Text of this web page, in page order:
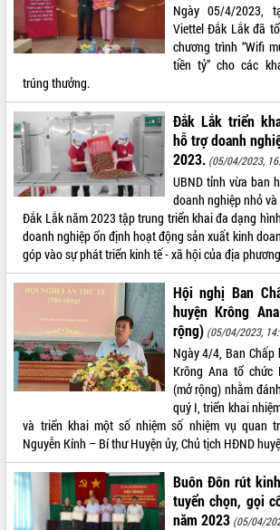
Hôm nay: 28447
Tất cả:
66004589
Ngày 05/4/2023,
Viettel Đắk Lắk đã
chương trình “Wifi
tiền tỷ” cho các
trúng thưởng.
Đắk Lắk triển
hỗ trợ doanh
2023. (05/04/2023,
UBND tỉnh vừa ban
doanh nghiệp nhỏ
Đắk Lắk năm 2023 tập trung triển khai đa dạng
doanh nghiệp ổn định hoạt động sản xuất kinh
góp vào sự phát triển kinh tế - xã hội của địa
Hội nghị Ban
huyện Krông
rộng) (05/04/2023,
Ngày 4/4, Ban
Krông Ana tổ
(mở rộng) nhằm
quý I, triển khai
và triển khai một số nhiệm số nhiệm vụ quan
Nguyễn Kính – Bí thư Huyện ủy, Chủ tịch HĐND
Buôn Đôn rút
tuyển chọn, gọi
năm 2023 (05/04/